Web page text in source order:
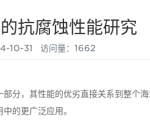
抗腐蚀性能研究
10-31 访问量：1662
分，其性能的优劣直接关系到整个
的更广泛应用。